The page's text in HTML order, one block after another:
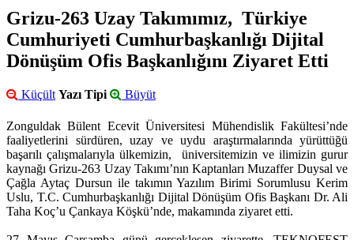
Grizu-263 Uzay Takımımız, Türkiye
Cumhuriyeti Cumhurbaşkanlığı Dijital
Dönüşüm Ofis Başkanlığını Ziyaret Etti
Küçült Yazı Tipi Büyüt
Zonguldak Bülent Ecevit Üniversitesi Mühendislik Fakültesi’nde
faaliyetlerini sürdüren, uzay ve uydu araştırmalarında yürüttüğü
başarılı çalışmalarıyla ülkemizin, üniversitemizin ve ilimizin gurur
kaynağı Grizu-263 Uzay Takımı’nın Kaptanları Muzaffer Duysal ve
Çağla Aytaç Dursun ile takımın Yazılım Birimi Sorumlusu Kerim
Uslu, T.C. Cumhurbaşkanlığı Dijital Dönüşüm Ofis Başkanı Dr. Ali
Taha Koç’u Çankaya Köşkü’nde, makamında ziyaret etti.